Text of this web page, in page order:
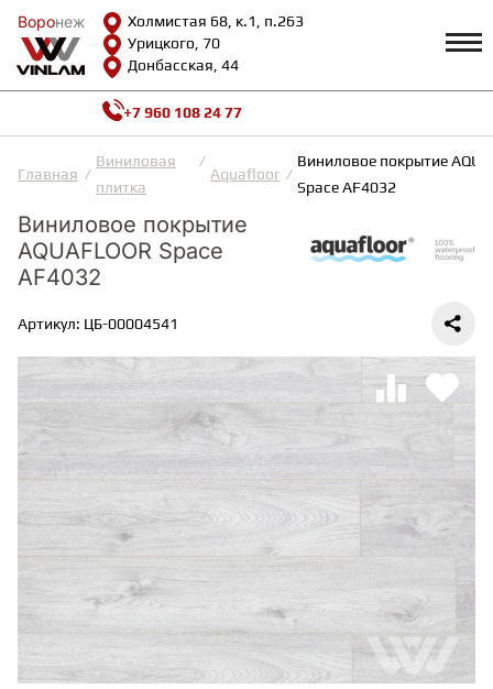
Воронеж
Холмистая 68, к.1, п.263
Урицкого, 70
Донбасская, 44
Воронеж
КАТАЛОГ Профиль
Возврат и гарантии
Сотрудничество
Вопросы и ответы
Полезная информация
Как выбрать
Калькулятор
О нас
Контакты
ВИНИЛОВАЯ ПЛИТКА
ИНЖЕНЕРНАЯ ДОСКА
ПАРКЕТНАЯ ДОСКА
ТЕРРАСНАЯ ДОСКА
КОВРОВАЯ ПЛИТКА
МОДУЛЬНЫЕ ПВХ
+7 960 108 24 77
Главная
Виниловая
плитка
Aquafloor
Виниловое покрытие
Space AF4032
Виниловое покрытие
AQUAFLOOR Space
AF4032
Артикул: ЦБ-00004541